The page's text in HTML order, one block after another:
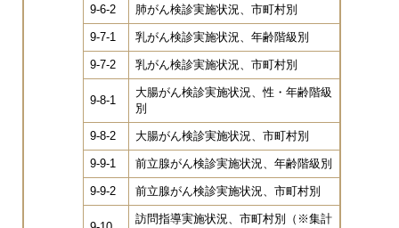
9-6-2 肺がん検診実施状況、市町村別
9-7-1 乳がん検診実施状況、年齢階級別
9-7-2 乳がん検診実施状況、市町村別
9-8-1
大腸がん検診実施状況、性・年齢階級
別
9-8-2 大腸がん検診実施状況、市町村別
9-9-1 前立腺がん検診実施状況、年齢階級別
9-9-2 前立腺がん検診実施状況、市町村別
訪問指導実施状況、市町村別（※集計